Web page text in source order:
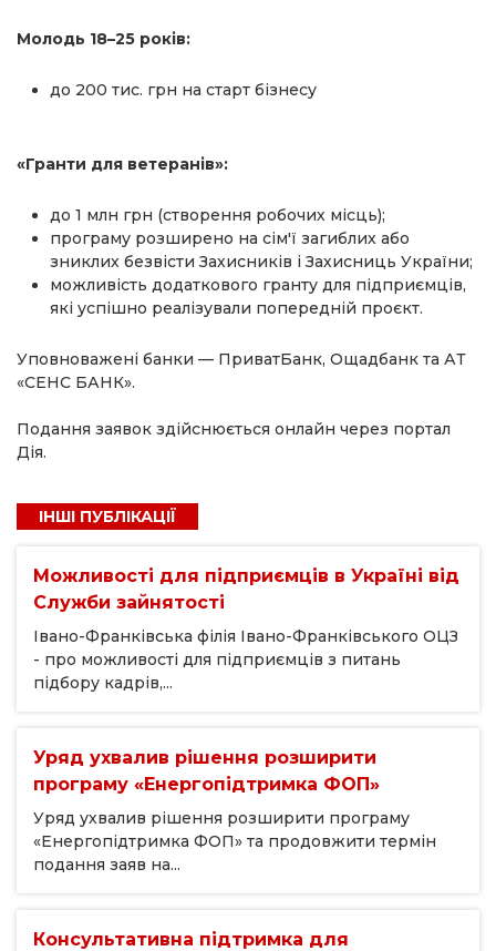
Молодь 18–25 років:
до 200 тис. грн на старт бізнесу
«Гранти для ветеранів»:
до 1 млн грн (створення робочих місць);
програму розширено на сім'ї загиблих або
зниклих безвісти Захисників і Захисниць України;
можливість додаткового гранту для підприємців,
які успішно реалізували попередній проєкт.
Уповноважені банки — ПриватБанк, Ощадбанк та АТ
«СЕНС БАНК».
Подання заявок здійснюється онлайн через портал
Дія.
ІНШІ ПУБЛІКАЦІЇ
Можливості для підприємців в Україні від
Служби зайнятості
Івано-Франківська філія Івано-Франківського ОЦЗ
- про можливості для підприємців з питань
підбору кадрів,...
Уряд ухвалив рішення розширити
програму «Енергопідтримка ФОП»
Уряд ухвалив рішення розширити програму
«Енергопідтримка ФОП» та продовжити термін
подання заяв на...
Консультативна підтримка для